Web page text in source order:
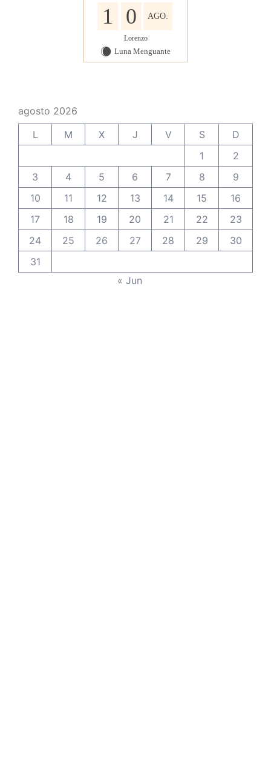
1 0 AGO.
Lorenzo
X Luna Menguante
agosto 2026
L
M X J V S
D
1
2
3
4 5 6 7 8
9
10
11 12 13 14 15
16
17
18 19 20 21 22
23
24
25 26 27 28 29
30
31
« Jun